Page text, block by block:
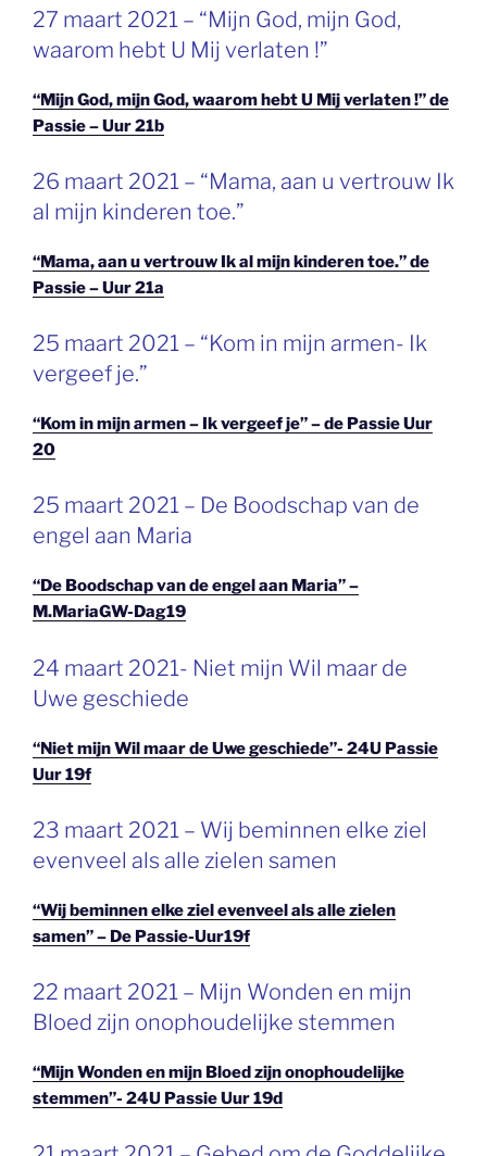
GEPLAATST
OP
27 maart 2021 – “Mijn God, mijn God,
waarom hebt U Mij verlaten !”
“Mijn God, mijn God, waarom hebt U Mij verlaten !” de
Passie – Uur 21b
GEPLAATST
OP
26 maart 2021 – “Mama, aan u vertrouw Ik
al mijn kinderen toe.”
“Mama, aan u vertrouw Ik al mijn kinderen toe.” de
Passie – Uur 21a
GEPLAATST
OP
25 maart 2021 – “Kom in mijn armen- Ik
vergeef je.”
“Kom in mijn armen – Ik vergeef je” – de Passie Uur
20
GEPLAATST
OP
25 maart 2021 – De Boodschap van de
engel aan Maria
“De Boodschap van de engel aan Maria” –
M.MariaGW-Dag19
GEPLAATST
OP
24 maart 2021- Niet mijn Wil maar de
Uwe geschiede
“Niet mijn Wil maar de Uwe geschiede”- 24U Passie
Uur 19f
GEPLAATST
OP
23 maart 2021 – Wij beminnen elke ziel
evenveel als alle zielen samen
“Wij beminnen elke ziel evenveel als alle zielen
samen” – De Passie-Uur19f
GEPLAATST
OP
22 maart 2021 – Mijn Wonden en mijn
Bloed zijn onophoudelijke stemmen
“Mijn Wonden en mijn Bloed zijn onophoudelijke
stemmen”- 24U Passie Uur 19d
GEPLAATST